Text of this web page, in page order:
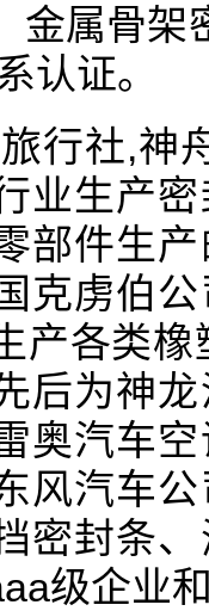
金属骨架
认证。
行社,神
业生产
部件生
克虏伯
产各类
后为神
奥汽车
风汽车
密封条
级企业